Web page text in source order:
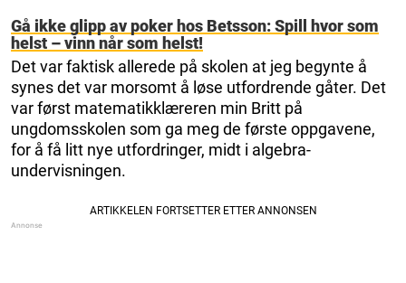
Gå ikke glipp av poker hos Betsson: Spill hvor som
helst – vinn når som helst!
Det var faktisk allerede på skolen at jeg begynte å
synes det var morsomt å løse utfordrende gåter. Det
var først matematikklæreren min Britt på
ungdomsskolen som ga meg de første oppgavene,
for å få litt nye utfordringer, midt i algebra-
undervisningen.